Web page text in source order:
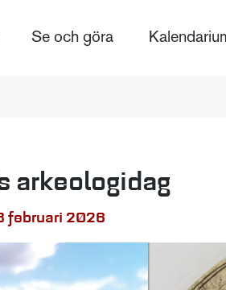
Se och göra
arkeologidag
februari 2026